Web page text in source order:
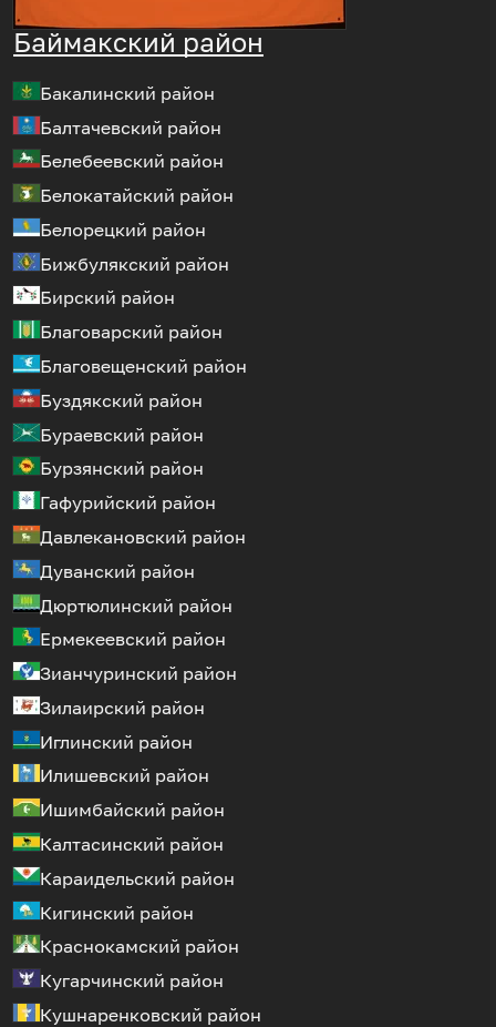
Баймакский район
Бакалинский район
Балтачевский район
Белебеевский район
Белокатайский район
Белорецкий район
Бижбулякский район
Бирский район
Благоварский район
Благовещенский район
Буздякский район
Бураевский район
Бурзянский район
Гафурийский район
Давлекановский район
Дуванский район
Дюртюлинский район
Ермекеевский район
Зианчуринский район
Зилаирский район
Иглинский район
Илишевский район
Ишимбайский район
Калтасинский район
Караидельский район
Кигинский район
Краснокамский район
Кугарчинский район
Кушнаренковский район